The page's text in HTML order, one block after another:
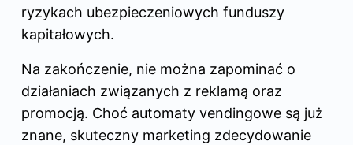
ryzykach ubezpieczeniowych funduszy
kapitałowych.
Na zakończenie, nie można zapominać o
działaniach związanych z reklamą oraz
promocją. Choć automaty vendingowe są już
znane, skuteczny marketing zdecydowanie